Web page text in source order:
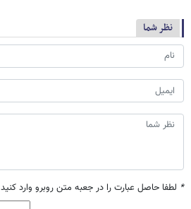
نظر شما
* لطفا حاصل عبارت را در جعبه متن روبرو وارد کنید